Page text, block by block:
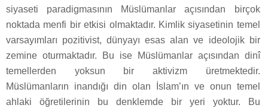
siyaseti paradigmasının Müslümanlar açısından birçok
noktada menfi bir etkisi olmaktadır. Kimlik siyasetinin temel
varsayımları pozitivist, dünyayı esas alan ve ideolojik bir
zemine oturmaktadır. Bu ise Müslümanlar açısından dinî
temellerden yoksun bir aktivizm üretmektedir.
Müslümanların inandığı din olan İslam’ın ve onun temel
ahlaki öğretilerinin bu denklemde bir yeri yoktur. Bu